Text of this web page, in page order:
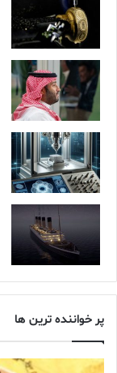
پر خواننده ترین ها